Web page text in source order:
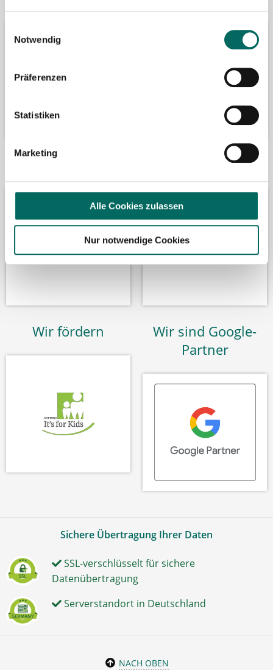
Notwendig
Präferenzen
Statistiken
Marketing
Alle Cookies zulassen
Nur notwendige Cookies
Bäume pflanzen Kooperation mit
Wir fördern
Wir sind Google-
Partner
Sichere Übertragung Ihrer Daten
SSL-verschlüsselt für sichere
Datenübertragung
Serverstandort in Deutschland
NACH OBEN